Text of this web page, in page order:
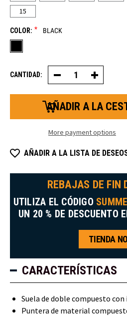
15
COLOR: * BLACK
CANTIDAD: Disminuir
la
cantidad
de
botas
6"
con
compuesta
aislada
Aumentar
la
cantidad
botas
de
con
aislada
More payment options
AÑADIR A LA LISTA DE
REBAJAS DE FIN
UTILIZA EL CÓDIGO
UN 20 % DE DESCUENTO
TIENDA
CARACTERÍSTICAS
Suela de doble compuesto
Puntera de material